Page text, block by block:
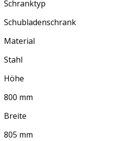
Schranktyp
Schubladenschrank
Material
Stahl
Höhe
800 mm
Breite
805 mm